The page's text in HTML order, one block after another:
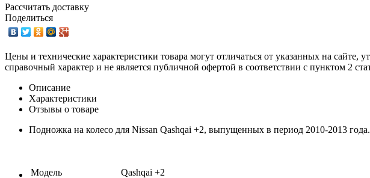
Рассчитать доставку
Поделиться
Цены и технические характеристики товара могут отличаться от указанных на
справочный характер и не является публичной офертой в соответствии с пунктом 2
Описание
Характеристики
Отзывы о товаре
Подножка на колесо для Nissan Qashqai +2, выпущенных в период 2010-2013 года.
Модель
Qashqai +2